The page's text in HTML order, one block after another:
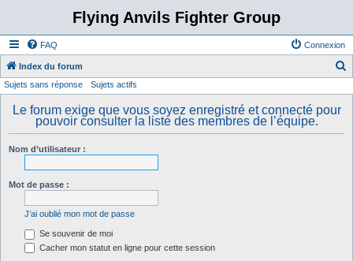
Flying Anvils Fighter Group
FAQ Connexion
Index du forum
Sujets sans réponse Sujets actifs
Le forum exige que vous soyez enregistré et connecté pour
pouvoir consulter la liste des membres de l’équipe.
Nom d’utilisateur :
Mot de passe :
J’ai oublié mon mot de passe
Se souvenir de moi
Cacher mon statut en ligne pour cette session